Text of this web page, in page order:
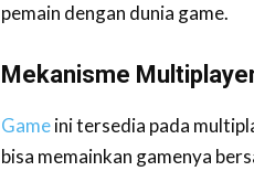
pemain dengan dunia game.
Mekanisme
Gameini tersedia pada
bisa memainkan gamenya